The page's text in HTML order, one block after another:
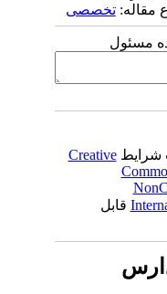
تخصصی
مسئول
شرایطCreative
قابل